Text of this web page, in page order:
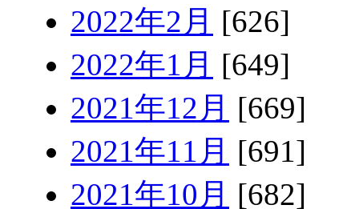
2022年2月 [626]
2022年1月 [649]
2021年12月 [669]
2021年11月 [691]
2021年10月 [682]